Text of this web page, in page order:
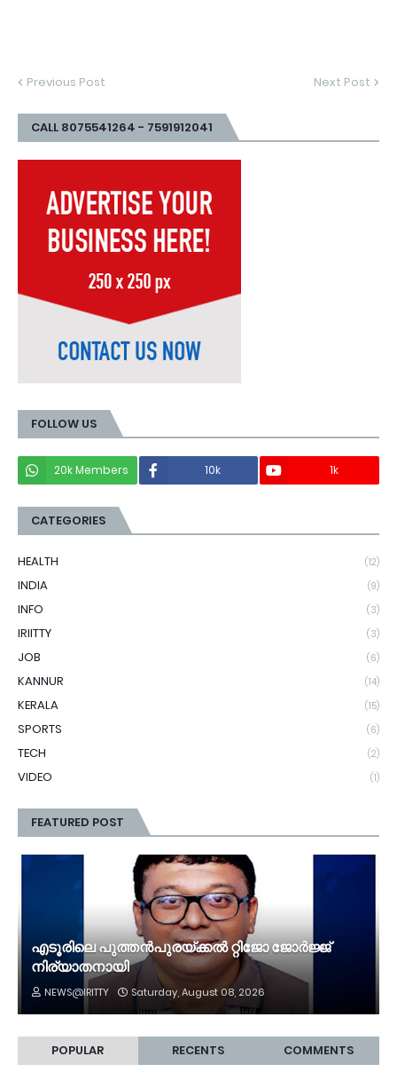
Previous Post Next Post
CALL 8075541264 - 7591912041
FOLLOW US
20k Members 10k 1k
CATEGORIES
HEALTH (12)
INDIA (9)
INFO (3)
IRIITTY (3)
JOB (6)
KANNUR (14)
KERALA (15)
SPORTS (6)
TECH (2)
VIDEO (1)
FEATURED POST
എടൂരിലെ പുത്തൻപുരയ്ക്കൽ റ്റിജോ ജോർജ്ജ്
നിര്യാതനായി
NEWS@IRITTY Saturday, August 08, 2026
POPULAR RECENTS COMMENTS